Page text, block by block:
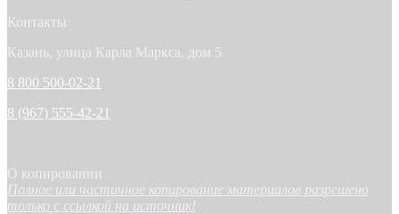
Контакты
Казань, улица Карла Маркса, дом 5
8 800 500-02-21
8 (967) 555-42-21
О копировании
Полное или частичное копирование материалов разрешено
только с ссылкой на источник!